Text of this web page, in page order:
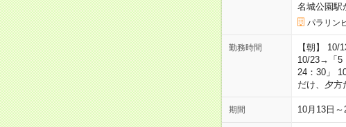
名城公園駅
パラリン
勤務時間
【朝】
10/23→「5
24：30」
だけ、夕方
期間 10月13日